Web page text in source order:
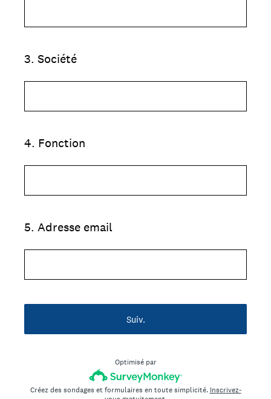
3. Société
4. Fonction
5. Adresse email
Suiv.
Optimisé par
Créez des sondages et formulaires en toute simplicité. Inscrivez-